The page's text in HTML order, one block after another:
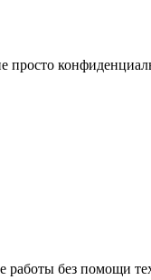
работы без помощи